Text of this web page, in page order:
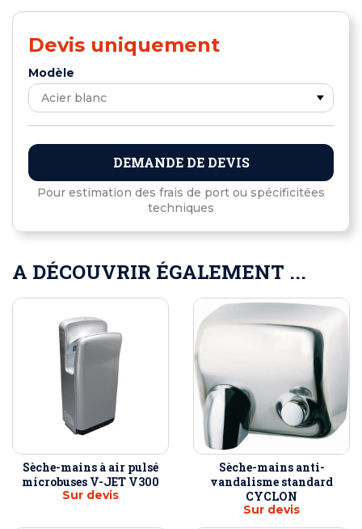
Devis uniquement
Modèle
DEMANDE DE DEVIS
Pour estimation des frais de port ou spécificitées
techniques
A DÉCOUVRIR ÉGALEMENT ...
Sèche-mains à air pulsé
microbuses V-JET V300
Sur devis
Sèche-mains anti-
vandalisme standard
CYCLON
Sur devis